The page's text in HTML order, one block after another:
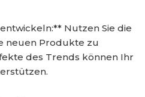
Nutzen Sie die
neuen Produkte zu
des Trends können Ihr